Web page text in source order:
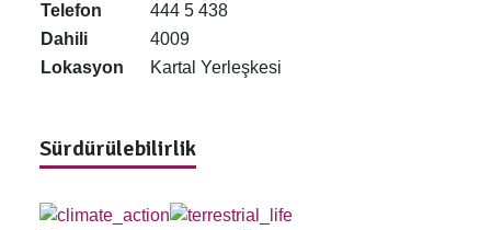
Telefon
444 5 438
Dahili
4009
Lokasyon
Kartal Yerleşkesi
Sürdürülebilirlik